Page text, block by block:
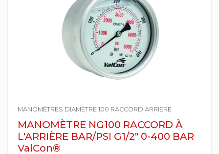
MANOMÈTRES DIAMÈTRE 100 RACCORD ARRIERE
MANOMÈTRE NG100 RACCORD À
L'ARRIÈRE BAR/PSI G1/2" 0-400 BAR
ValCon®